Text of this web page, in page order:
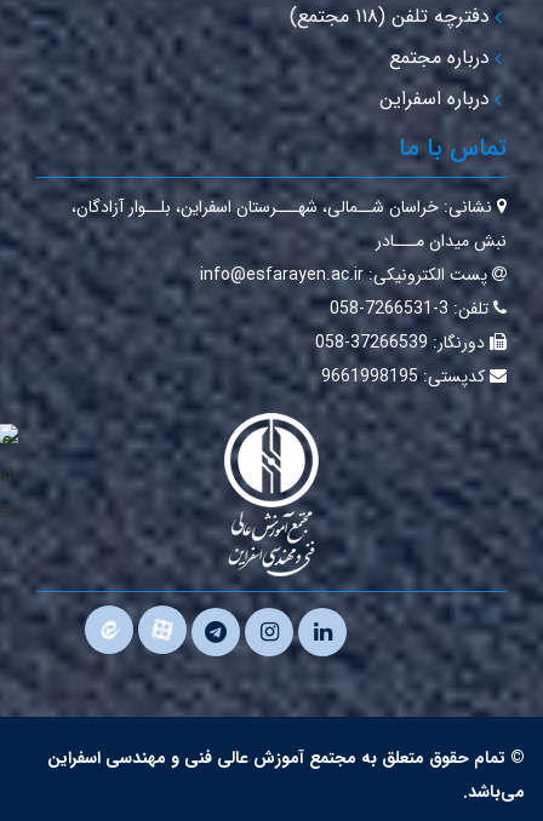
دفترچه تلفن (۱۱۸ مجتمع)
درباره مجتمع
درباره اسفراین
با ما
نشانی:خراسان شــمالی‌، شهـــرستان اسفراین‌، بلــوار آزادگان،
میدان مـــادر
پست الکترونیکی:info@esfarayen.ac.ir
تلفن:3-7266531-058
دورنگار:37266539-058
کدپستی:9661998195
حقوق متعلق به مجتمع آموزش عالی فنی و مهندسی اسفراین